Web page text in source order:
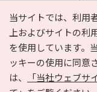
当サイトでは、利用
上およびサイトの利
を使用しています。
ッキーの使用に同意
は、
「当社ウェブ
e-NAVITA（イーナ
利用規約
個人
サイトマップ